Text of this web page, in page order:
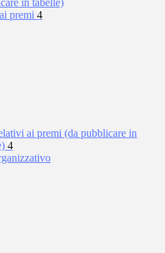
in tabelle)
premi 4
ai premi (da pubblicare in
4